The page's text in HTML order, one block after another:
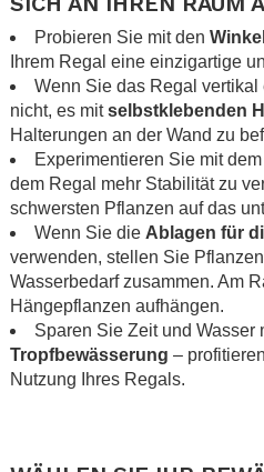
Probieren Sie mit den
Ihrem Regal eine einzigartige
Wenn Sie das Regal
nicht, es mitselbstklebenden
Halterungen an der Wand zu
Experimentieren Sie mit
dem Regal mehr Stabilität zu
schwersten Pflanzen auf das
Wenn Sie die Ablagen für
verwenden, stellen Sie
Wasserbedarf zusammen. Am
Hängepflanzen aufhängen.
Sparen Sie Zeit und Wasser
Tropfbewässerung –
Nutzung Ihres Regals.